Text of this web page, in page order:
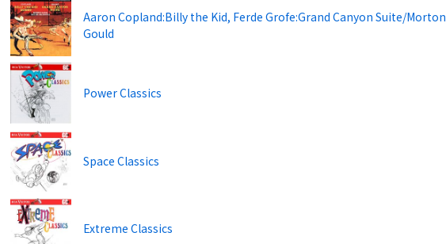
Aaron Copland:Billy the Kid, Ferde Grofe:Grand Canyon Suite/Morton
Gould
Power Classics
Space Classics
Extreme Classics